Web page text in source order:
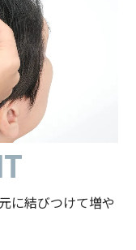
に結びつけて増や